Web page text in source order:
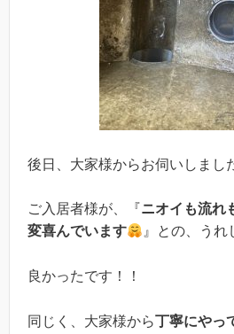
後日、大家様からお伺いしまし
ご入居者様が、『 ニオイも流れ
変喜んでいます
』との、うれ
良かったです！！
同じく、大家様から丁寧にやっ